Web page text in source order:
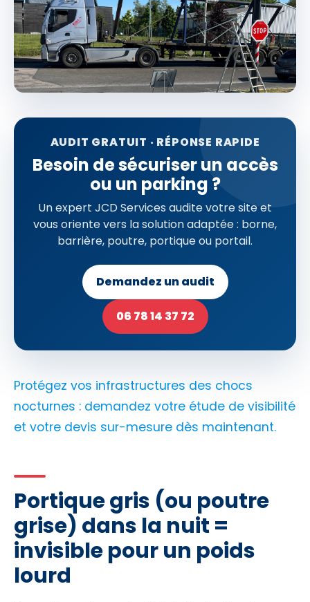
AUDIT GRATUIT · RÉPONSE RAPIDE
Besoin de sécuriser un accès
ou un parking ?
Un expert JCD Services audite votre site et
vous oriente vers la solution adaptée : borne,
barrière, poutre, portique ou portail.
Demandez un audit
06 78 14 37 72
Protégez vos infrastructures des chocs
nocturnes : demandez votre étude de visibilité
et votre devis sur-mesure dès maintenant.
Portique gris (ou poutre
grise) dans la nuit =
invisible pour un poids
lourd